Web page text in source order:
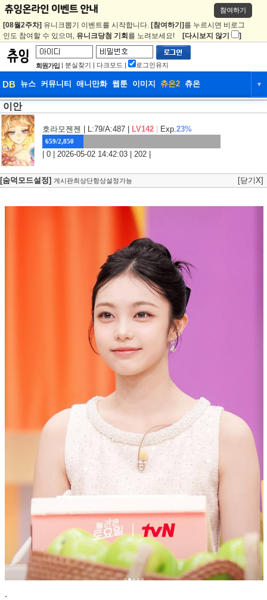
참여하기
[08월2주차] 유니크뽑기 이벤트를 시작합니다. [참여하기] 를 누르시면 비로그
인도 참여할 수 있으며, 유니크당첨 기회 를 노려보세요! [다시보지 않기 ]
회원가입 | 분실찾기 | 다크모드 | 로그인유지
DB 뉴스 커뮤니티 애니만화 웹툰 이미지 츄온2 츄온 ▼
웹툰 이미지 츄온2
이안
호라모젠젠 | L:79/A:487 | LV142 Exp.23%
659/2,850
| 0 | 2026-05-02 14:42:03 | 202 |
[숨덕모드설정] 게시판최상단항상설정가능 [닫기X]
.